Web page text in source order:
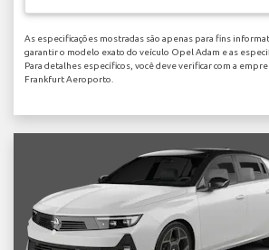
As especificações mostradas são apenas para fins
garantir o modelo exato do veículo Opel Adam e as
Para detalhes específicos, você deve verificar com a
Frankfurt Aeroporto.